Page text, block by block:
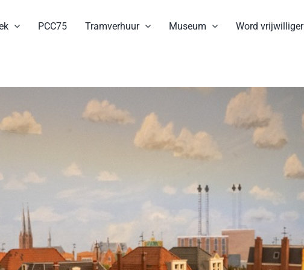
PCC75 Tramverhuur Museum Word vrijwilliger